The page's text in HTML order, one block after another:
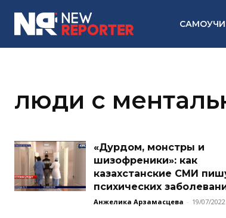
люди с
«Дурдом, монстры и
шизофреники»: как
казахстанские СМИ
психических
Анжелика Арзамасцева - 19/07/2022